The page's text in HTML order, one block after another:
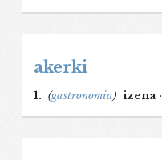
akerki
1. (gastronomia) izena ·